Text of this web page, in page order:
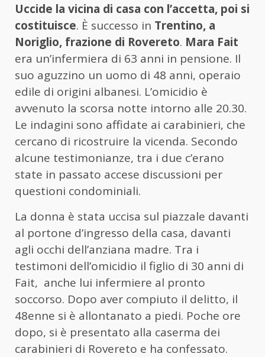
Uccide la vicina di casa con l’accetta, poi si
costituisce. È successo in Trentino, a
Noriglio, frazione di Rovereto. Mara Fait
era un’infermiera di 63 anni in pensione. Il
suo aguzzino un uomo di 48 anni, operaio
edile di origini albanesi. L’omicidio è
avvenuto la scorsa notte intorno alle 20.30.
Le indagini sono affidate ai carabinieri, che
cercano di ricostruire la vicenda. Secondo
alcune testimonianze, tra i due c’erano
state in passato accese discussioni per
questioni condominiali.
La donna è stata uccisa sul piazzale davanti
al portone d’ingresso della casa, davanti
agli occhi dell’anziana madre. Tra i
testimoni dell’omicidio il figlio di 30 anni di
Fait, anche lui infermiere al pronto
soccorso. Dopo aver compiuto il delitto, il
48enne si è allontanato a piedi. Poche ore
dopo, si è presentato alla caserma dei
carabinieri di Rovereto e ha confessato.